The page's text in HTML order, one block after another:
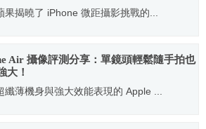
果揭曉了 iPhone 微距攝影挑戰的...
Air 攝像評測分享：單鏡頭輕鬆隨手拍也
大！
纖薄機身與強大效能表現的 Apple ...